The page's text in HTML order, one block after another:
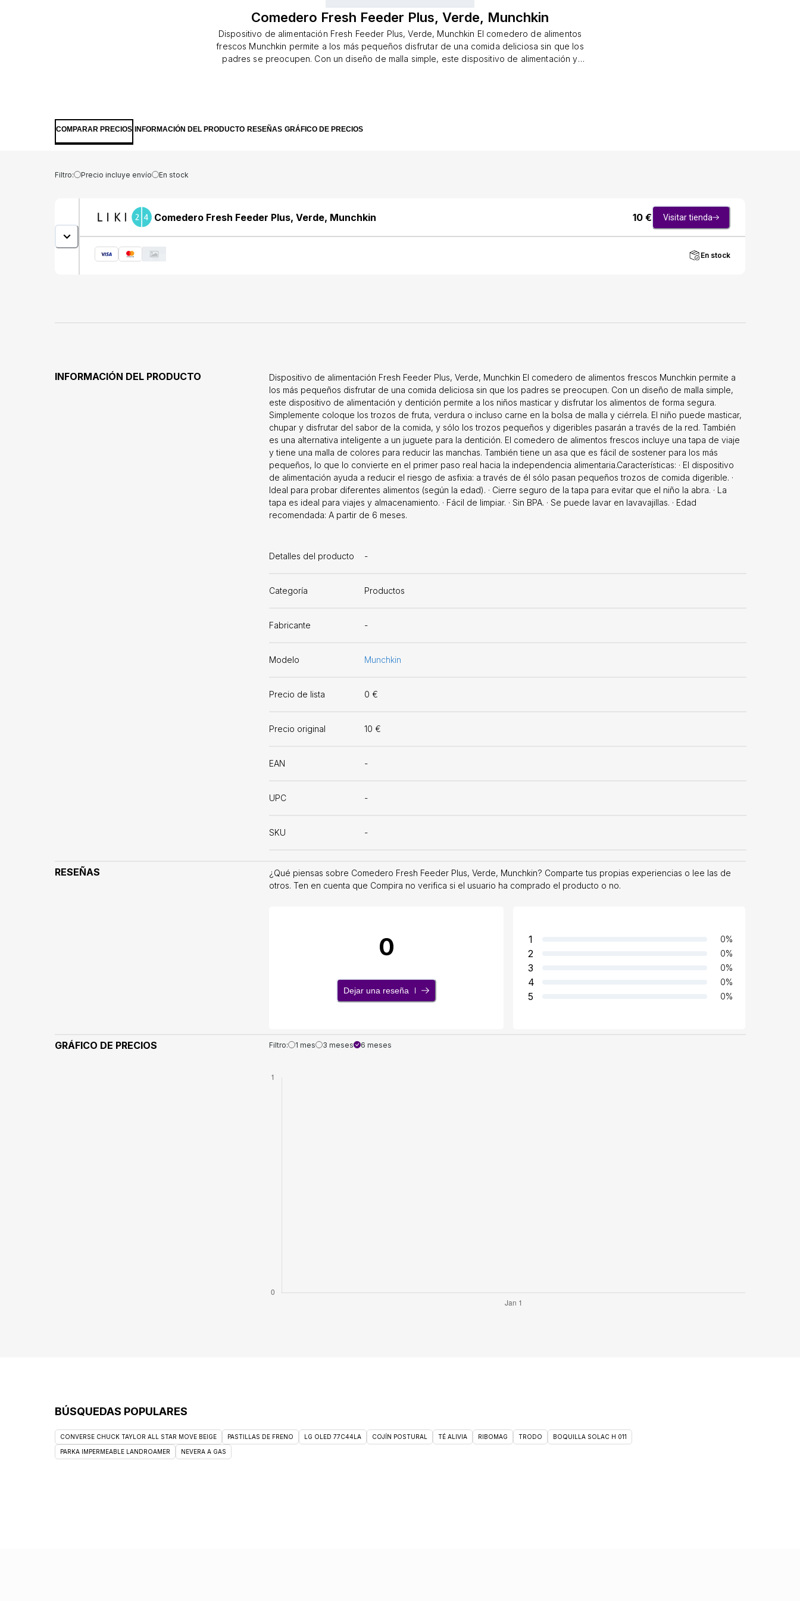
Comedero Fresh Feeder Plus, Verde, Munchkin
Dispositivo de alimentación Fresh Feeder Plus, Verde, Munchkin El comedero de alimentos
frescos Munchkin permite a los más pequeños disfrutar de una comida deliciosa sin que los
padres se preocupen. Con un diseño de malla simple, este dispositivo de alimentación y
malla de colores para reducir las manchas. También tiene un asa que es fácil de sostener
COMPARAR PRECIOS INFORMACIÓN DEL PRODUCTO RESEÑAS GRÁFICO DE PRECIOS
Filtro: Precio incluye envío En stock
Comedero Fresh Feeder Plus, Verde, Munchkin 10 € Visitar tienda
En stock
INFORMACIÓN DEL PRODUCTO
Dispositivo de alimentación Fresh Feeder Plus, Verde, Munchkin El comedero de alimentos frescos Munchkin permite a
los más pequeños disfrutar de una comida deliciosa sin que los padres se preocupen. Con un diseño de malla simple,
este dispositivo de alimentación y dentición permite a los niños masticar y disfrutar los alimentos de forma segura.
Simplemente coloque los trozos de fruta, verdura o incluso carne en la bolsa de malla y ciérrela. El niño puede masticar,
chupar y disfrutar del sabor de la comida, y sólo los trozos pequeños y digeribles pasarán a través de la red. También
es una alternativa inteligente a un juguete para la dentición. El comedero de alimentos frescos incluye una tapa de viaje
y tiene una malla de colores para reducir las manchas. También tiene un asa que es fácil de sostener para los más
pequeños, lo que lo convierte en el primer paso real hacia la independencia alimentaria.Características: · El dispositivo
de alimentación ayuda a reducir el riesgo de asfixia: a través de él sólo pasan pequeños trozos de comida digerible. ·
Ideal para probar diferentes alimentos (según la edad). · Cierre seguro de la tapa para evitar que el niño la abra. · La
tapa es ideal para viajes y almacenamiento. · Fácil de limpiar. · Sin BPA. · Se puede lavar en lavavajillas. · Edad
recomendada: A partir de 6 meses.
Detalles del producto -
Categoría Productos
Fabricante -
Modelo Munchkin
Precio de lista 0 €
Precio original 10 €
EAN -
UPC -
SKU -
RESEÑAS
¿Qué piensas sobre Comedero Fresh Feeder Plus, Verde, Munchkin? Comparte tus propias experiencias o lee las de
otros. Ten en cuenta que Compira no verifica si el usuario ha comprado el producto o no.
0
Dejar una reseña
1 0%
2 0%
3 0%
4 0%
5 0%
GRÁFICO DE PRECIOS Filtro: 1 mes 3 meses 6 meses
BÚSQUEDAS POPULARES
CONVERSE CHUCK TAYLOR ALL STAR MOVE BEIGE PASTILLAS DE FRENO LG OLED 77C44LA COJÍN POSTURAL TÉ ALIVIA RIBOMAG TRODO BOQUILLA SOLAC H 011
PARKA IMPERMEABLE LANDROAMER NEVERA A GAS